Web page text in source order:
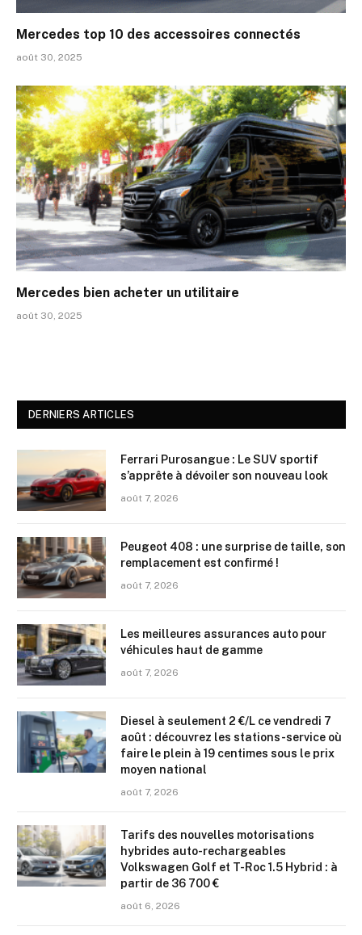
Mercedes top 10 des accessoires connectés
août 30, 2025
Mercedes bien acheter un utilitaire
août 30, 2025
DERNIERS ARTICLES
Ferrari Purosangue : Le SUV sportif
s’apprête à dévoiler son nouveau look
août 7, 2026
Peugeot 408 : une surprise de taille, son
remplacement est confirmé !
août 7, 2026
Les meilleures assurances auto pour
véhicules haut de gamme
août 7, 2026
Diesel à seulement 2 €/L ce vendredi 7
août : découvrez les stations-service où
faire le plein à 19 centimes sous le prix
moyen national
août 7, 2026
Tarifs des nouvelles motorisations
hybrides auto-rechargeables
Volkswagen Golf et T-Roc 1.5 Hybrid : à
partir de 36 700 €
août 6, 2026